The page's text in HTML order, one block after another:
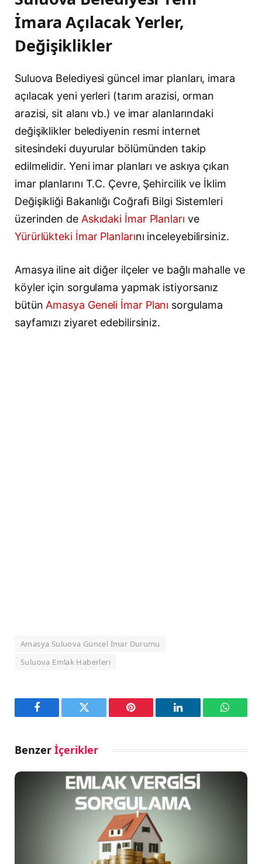
İmara Açılacak Yerler,
Değişiklikler
Suluova Belediyesi güncel imar planları, imara
açılacak yeni yerleri (tarım arazisi, orman
arazisi, sit alanı vb.) ve imar alanlarındaki
değişiklikler belediyenin resmi internet
sitesindeki duyurular bölümünden takip
edilmelidir. Yeni imar planları ve askıya çıkan
imar planlarını T.C. Çevre, Şehircilik ve İklim
Değişikliği Bakanlığı Coğrafi Bilgi Sistemleri
üzerinden de Askıdaki İmar Planları ve
Yürürlükteki İmar Planlarını inceleyebilirsiniz.
Amasya iline ait diğer ilçeler ve bağlı mahalle ve
köyler için sorgulama yapmak istiyorsanız
bütünAmasya Geneli İmar Planı sorgulama
sayfamızı ziyaret edebilirsiniz.
Amasya Suluova Güncel İmar Durumu
Suluova Emlak Haberleri
Facebook Twitter Pinterest LinkedIn
Benzer İçerikler